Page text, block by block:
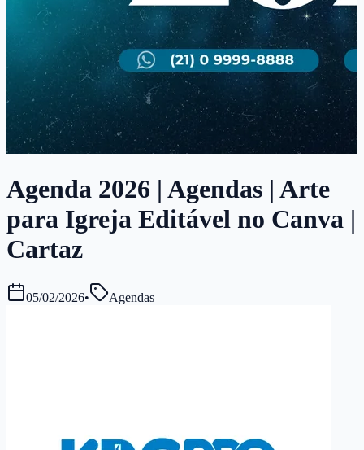
Agenda 2026 | Agendas | Arte
para Igreja Editável no Canva |
Cartaz
05/02/2026• Agendas